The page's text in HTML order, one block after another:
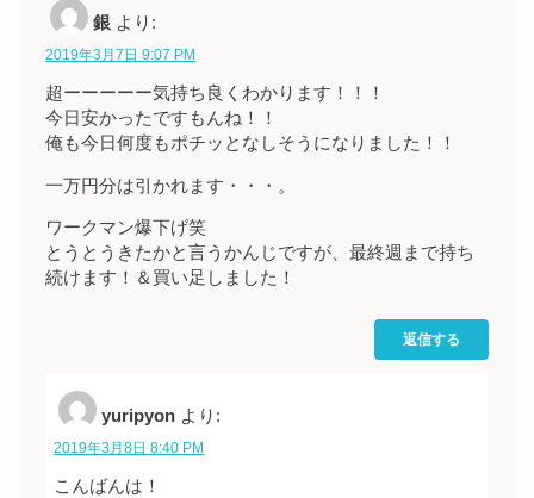
銀 より:
2019年3月7日 9:07 PM
超ーーーーー気持ち良くわかります！！！
今日安かったですもんね！！
俺も今日何度もポチッとなしそうになりました！！
一万円分は引かれます・・・。
ワークマン爆下げ笑
とうとうきたかと言うかんじですが、最終週まで持ち
続けます！＆買い足しました！
返信する
yuripyon より:
2019年3月8日 8:40 PM
こんばんは！